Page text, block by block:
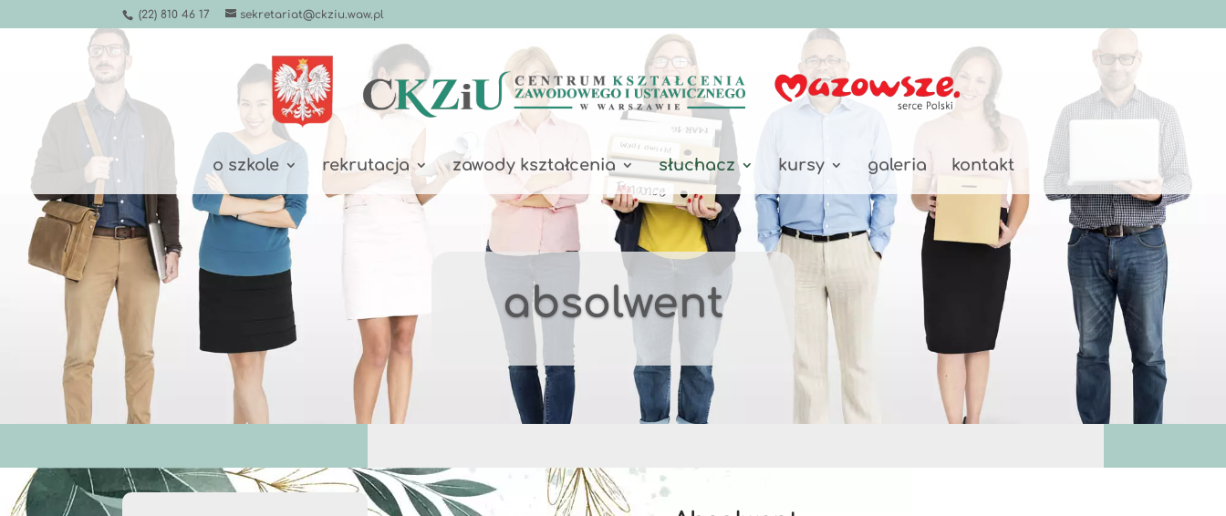
(22) 810 46 17 sekretariat@ckziu.waw.pl
o szkole rekrutacja zawody kształcenia słuchacz kursy galeria kontakt
absolwent